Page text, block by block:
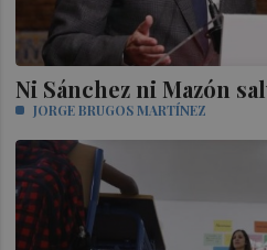
Ni Sánchez ni Mazón
JORGE BRUGOS MARTÍNEZ